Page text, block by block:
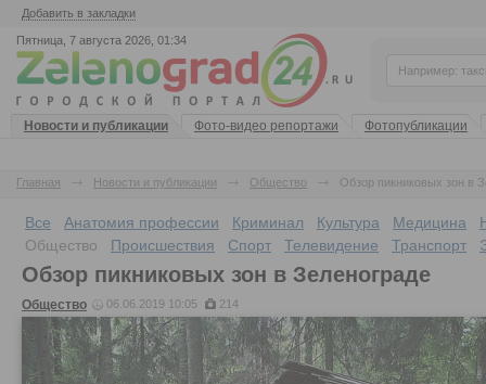
Добавить в закладки
Пятница, 7 августа 2026, 01:34
Новости и публикации Фото-видео репортажи Фотопубликации
Главная Новости и публикации Общество Обзор пикниковых зон в
Все Анатомия профессии Криминал Культура Медицина
Общество
Происшествия Спорт Телевидение Транспорт
Обзор пикниковых зон в Зеленограде
Общество 06.06.2019 10:05 214